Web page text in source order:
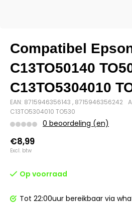
Compatibel
C13TO50140
C13TO5304010
EAN: 8715946356143 , 8715946356242
C13TO5304010 TO530
0 beoordeling (en)
€8,99
Excl. btw
Op voorraad
Tot 22:00uur bereikbaar via